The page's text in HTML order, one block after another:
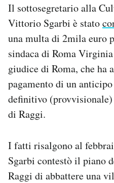
CALENDARIO
Area Personale
Newsletter
Notifiche mobile
Regala il Post
Esci
Il sottosegretario alla
Vittorio Sgarbi è stato
una multa di 2mila euro
sindaca di Roma
giudice di Roma, che ha
pagamento di un
definitivo
di Raggi.
I fatti risalgono al
Sgarbi contestò il piano
Raggi di abbattere una